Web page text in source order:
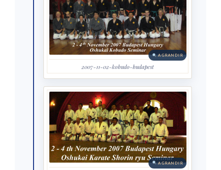
AGRANDIR
2007-11-02-kobudo-budapest
AGRANDIR